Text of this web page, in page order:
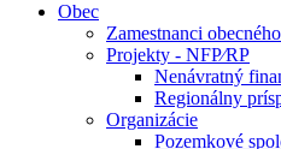
Obec
Zamestnanci
Projekty - NFP⁄RP
Nenávratný
Regionálny
Organizácie
Pozemkové